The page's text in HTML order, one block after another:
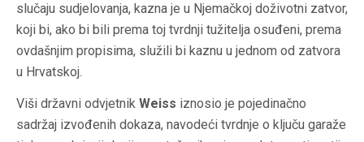
slučaju sudjelovanja, kazna je u Njemačkoj doživotni zatvor,
koji bi, ako bi bili prema toj tvrdnji tužitelja osuđeni, prema
ovdašnjim propisima, služili bi kaznu u jednom od zatvora
u Hrvatskoj.
Viši državni odvjetnik Weiss iznosio je pojedinačno
sadržaj izvođenih dokaza, navodeći tvrdnje o ključu garaže